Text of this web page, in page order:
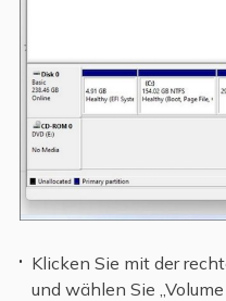
Klicken Sie mit der
und wählen Sie